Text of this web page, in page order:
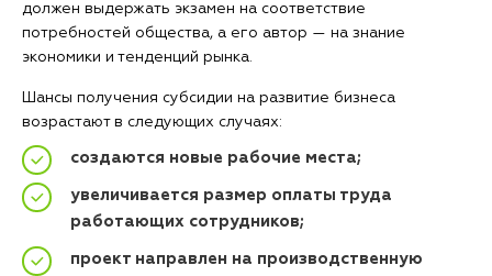
должен выдержать экзамен на соответствие
потребностей общества, а его автор — на знание
экономики и тенденций рынка.
Шансы получения субсидии на развитие бизнеса
возрастают в следующих случаях:
создаются новые рабочие места;
увеличивается размер оплаты труда
работающих сотрудников;
проект направлен на производственную